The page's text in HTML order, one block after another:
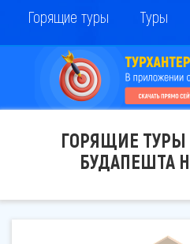
Горящие туры Туры
ГОРЯЩИЕ ТУРЫ
БУДАПЕШТА